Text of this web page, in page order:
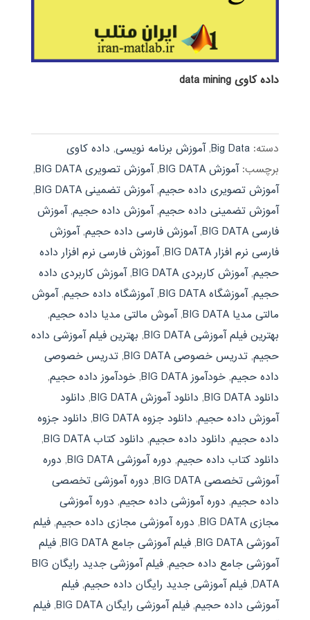
داده کاوی data mining
دسته: Big Data
,آموزش برنامه نویسی, داده کاوی
برچسب:آموزش BIG DATA ,آموزش تصویری BIG DATA
,
آموزش تصویری داده حجيم,آموزش تضمینی BIG DATA
,
آموزش تضمینی داده حجيم,آموزش داده حجيم,آموزش
فارسی BIG DATA
,آموزش فارسی داده حجيم,آموزش
فارسی نرم افزار BIG DATA
,آموزش فارسی نرم افزار داده
حجيم,آموزش کاربردی BIG DATA ,آموزش کاربردی داده
حجيم,آموزشگاه BIG DATA ,آموزشگاه داده حجيم,آموش
مالتی مدیا BIG DATA
,آموش مالتی مدیا داده حجيم,
بهترین فیلم آموزشی BIG DATA
, بهترین فیلم آموزشی داده
حجيم, تدریس خصوصی BIG DATA , تدریس خصوصی
داده حجيم, خودآموز BIG DATA , خودآموز داده حجيم,
دانلود BIG DATA
, دانلود آموزش BIG DATA , دانلود
آموزش داده حجيم, دانلود جزوه BIG DATA , دانلود جزوه
داده حجيم, دانلود داده حجيم, دانلود کتاب BIG DATA
,
دانلود کتاب داده حجيم, دوره آموزشی BIG DATA , دوره
آموزشی تخصصی BIG DATA
, دوره آموزشی تخصصی
داده حجيم, دوره آموزشی داده حجيم, دوره آموزشی
مجازی BIG DATA
, دوره آموزشی مجازی داده حجيم, فیلم
آموزشی BIG DATA
, فیلم آموزشی جامع BIG DATA , فیلم
آموزشی جامع داده حجيم,
فیلم آموزشی جدید رایگان BIG
DATA
, فیلم آموزشی جدید رایگان داده حجيم, فیلم
آموزشی داده حجيم, فیلم آموزشی رایگان BIG DATA , فیلم